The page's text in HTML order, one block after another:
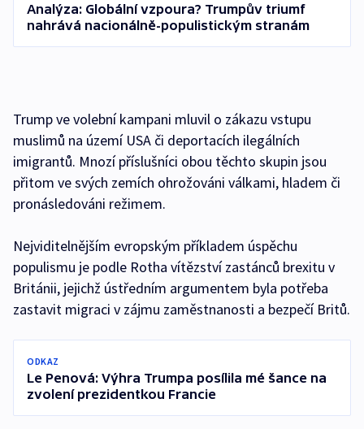
Analýza: Globální vzpoura? Trumpův triumf
nahrává nacionálně-populistickým stranám
Trump ve volební kampani mluvil o zákazu vstupu
muslimů na území USA či deportacích ilegálních
imigrantů. Mnozí příslušníci obou těchto skupin jsou
přitom ve svých zemích ohrožováni válkami, hladem či
pronásledováni režimem.
Nejviditelnějším evropským příkladem úspěchu
populismu je podle Rotha vítězství zastánců brexitu v
Británii, jejichž ústředním argumentem byla potřeba
zastavit migraci v zájmu zaměstnanosti a bezpečí Britů.
ODKAZ
Le Penová: Výhra Trumpa posílila mé šance na
zvolení prezidentkou Francie